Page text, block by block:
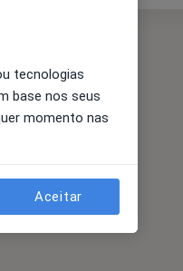
tecnologias
base nos seus
momento nas
Aceitar